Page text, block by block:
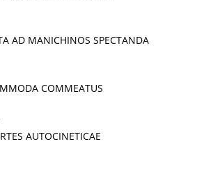
AD MANICHINOS SPECTANDA
COMMEATUS
AUTOCINETICAE